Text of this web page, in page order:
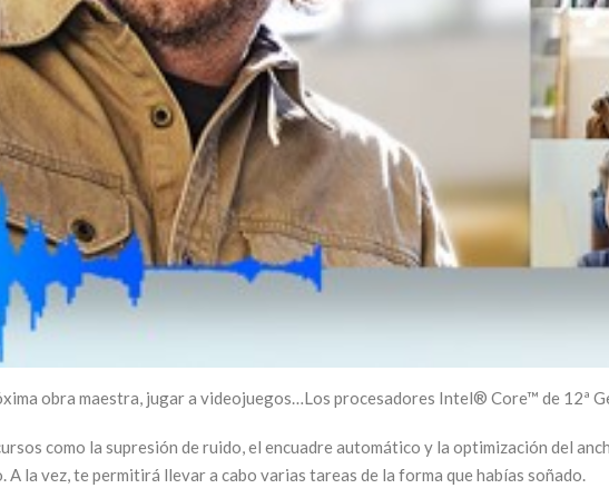
obra maestra, jugar a videojuegos…Los procesadores Intel® Core™ de 12ª
como la supresión de ruido, el encuadre automático y la optimización del
la vez, te permitirá llevar a cabo varias tareas de la forma que habías soñado.